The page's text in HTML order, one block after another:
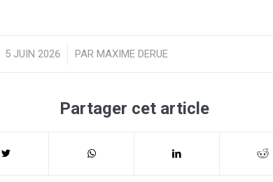
5 JUIN 2026
/ PAR MAXIME DERUE
Partager cet article